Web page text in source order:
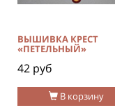
В корзину
ВЫШИВКА КРЕСТ
«ПЕТЕЛЬНЫЙ»
42 руб